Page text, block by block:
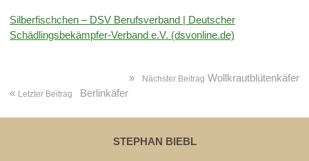
Silberfischchen – DSV Berufsverband | Deutscher
Schädlingsbekämpfer-Verband e.V. (dsvonline.de)
» Nächster Beitrag Wollkrautblütenkäfer
« Letzter Beitrag Berlinkäfer
STEPHAN BIEBL